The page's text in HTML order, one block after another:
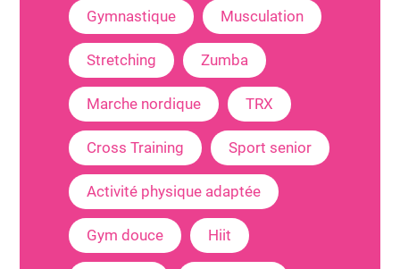
Gymnastique Musculation
Stretching Zumba
Marche nordique TRX
Cross Training Sport senior
Activité physique adaptée
Gym douce Hiit